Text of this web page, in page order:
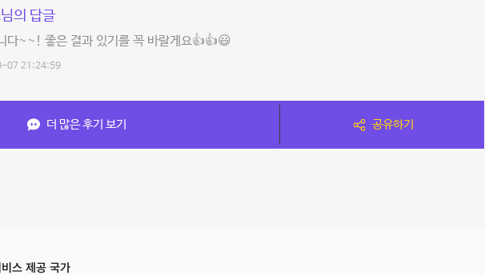
의 답글
다~~! 좋은 결과 있기를 꼭 바랄게요👍👍😃
07 21:24:59
더 많은 후기 보기 공유하기
스 제공 국가